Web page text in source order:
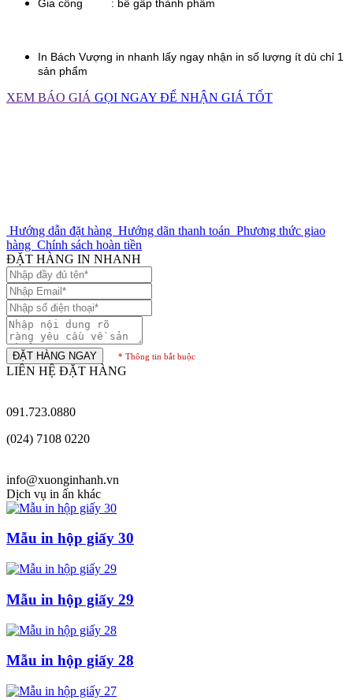
Gia công : bế gấp thành phẩm
In Bách Vượng in nhanh lấy ngay nhận in số lượng ít dù chỉ 1
sản phẩm
XEM BÁO GIÁ GỌI NGAY ĐỂ NHẬN GIÁ TỐT
Hướng dẫn đặt hàng Hướng dãn thanh toán Phương thức giao
hàng Chính sách hoàn tiền
ĐẶT HÀNG IN NHANH
ĐẶT HÀNG NGAY * Thông tin bắt buộc
LIÊN HỆ ĐẶT HÀNG
091.723.0880
(024) 7108 0220
info@xuonginhanh.vn
Dịch vụ in ấn khác
Mẫu in hộp giấy 30
Mẫu in hộp giấy 29
Mẫu in hộp giấy 28